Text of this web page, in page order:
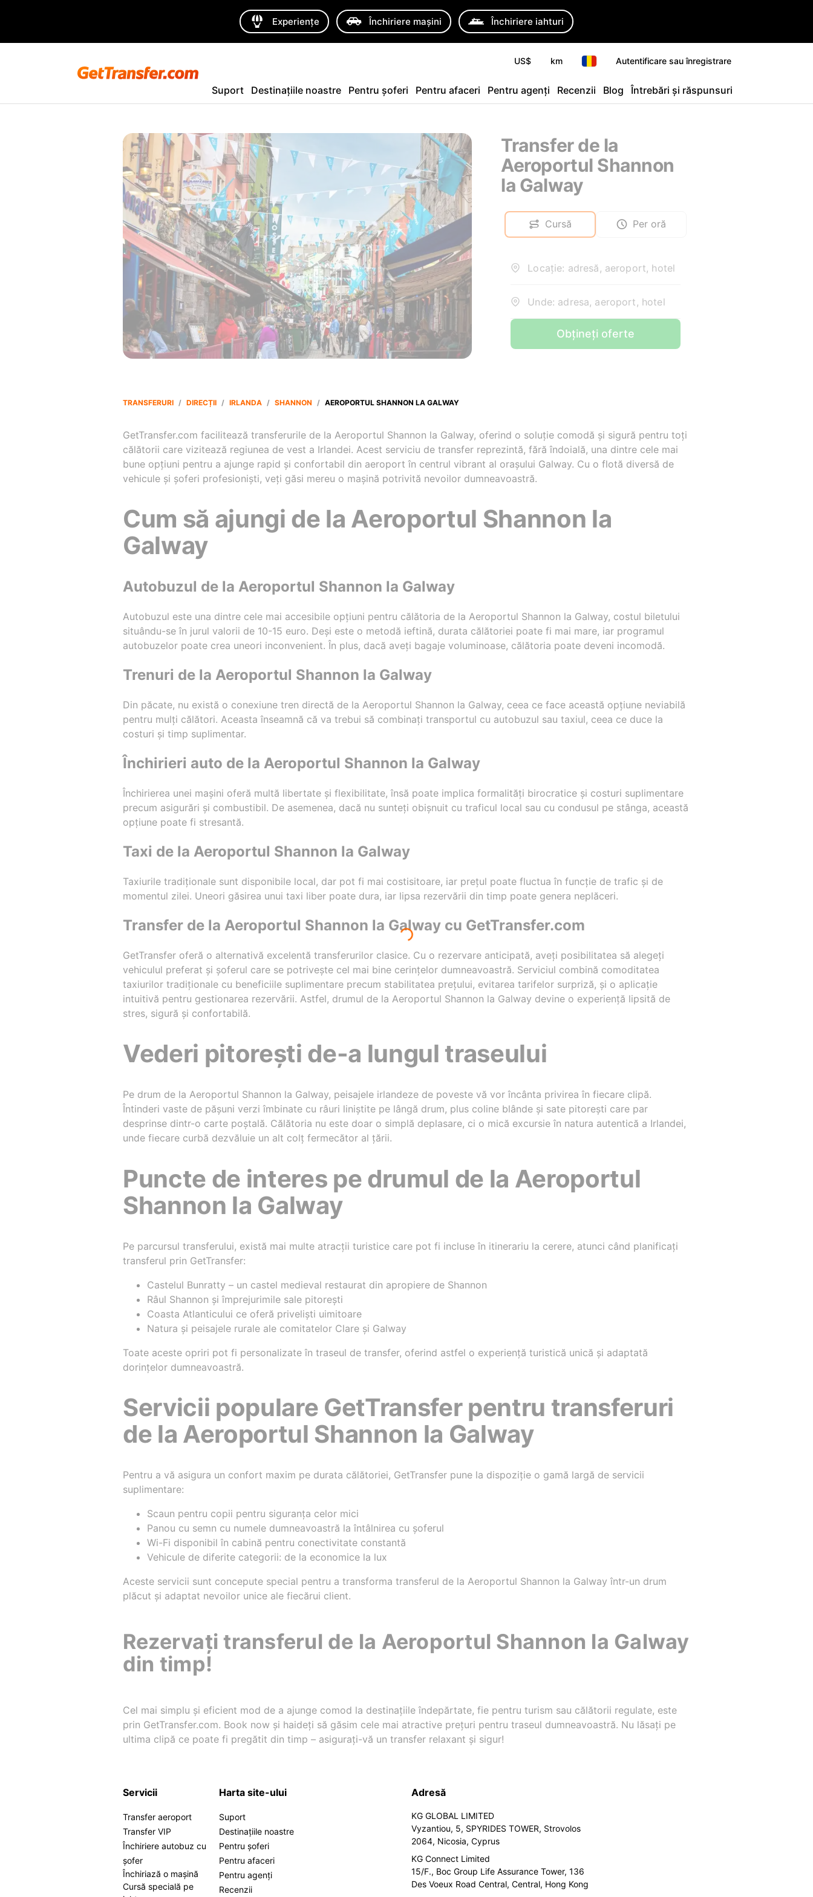
Experiențe Închiriere mașini Închiriere iahturi
US$ km Autentificare sau înregistrare
Suport Destinațiile noastre Pentru șoferi Pentru afaceri Pentru agenți Recenzii Blog Întrebări și răspunsuri
Transfer de la
Aeroportul Shannon
la Galway
Cursă Per oră
Locație: adresă, aeroport, hotel
Unde: adresa, aeroport, hotel
Obțineți oferte
TRANSFERURI / DIRECȚII / IRLANDA / SHANNON / AEROPORTUL SHANNON LA GALWAY
GetTransfer.com facilitează transferurile de la Aeroportul Shannon la Galway, oferind o soluție comodă și sigură pentru toți
călătorii care vizitează regiunea de vest a Irlandei. Acest serviciu de transfer reprezintă, fără îndoială, una dintre cele mai
bune opțiuni pentru a ajunge rapid și confortabil din aeroport în centrul vibrant al orașului Galway. Cu o flotă diversă de
vehicule și șoferi profesioniști, veți găsi mereu o mașină potrivită nevoilor dumneavoastră.
Cum să ajungi de la Aeroportul Shannon la
Galway
Autobuzul de la Aeroportul Shannon la Galway
Autobuzul este una dintre cele mai accesibile opțiuni pentru călătoria de la Aeroportul Shannon la Galway, costul biletului
situându-se în jurul valorii de 10-15 euro. Deși este o metodă ieftină, durata călătoriei poate fi mai mare, iar programul
autobuzelor poate crea uneori inconvenient. În plus, dacă aveți bagaje voluminoase, călătoria poate deveni incomodă.
Trenuri de la Aeroportul Shannon la Galway
Din păcate, nu există o conexiune tren directă de la Aeroportul Shannon la Galway, ceea ce face această opțiune neviabilă
pentru mulți călători. Aceasta înseamnă că va trebui să combinați transportul cu autobuzul sau taxiul, ceea ce duce la
costuri și timp suplimentar.
Închirieri auto de la Aeroportul Shannon la Galway
Închirierea unei mașini oferă multă libertate și flexibilitate, însă poate implica formalități birocratice și costuri suplimentare
precum asigurări și combustibil. De asemenea, dacă nu sunteți obișnuit cu traficul local sau cu condusul pe stânga, această
opțiune poate fi stresantă.
Taxi de la Aeroportul Shannon la Galway
Taxiurile tradiționale sunt disponibile local, dar pot fi mai costisitoare, iar prețul poate fluctua în funcție de trafic și de
momentul zilei. Uneori găsirea unui taxi liber poate dura, iar lipsa rezervării din timp poate genera neplăceri.
Transfer de la Aeroportul Shannon la Galway cu GetTransfer.com
GetTransfer oferă o alternativă excelentă transferurilor clasice. Cu o rezervare anticipată, aveți posibilitatea să alegeți
vehiculul preferat și șoferul care se potrivește cel mai bine cerințelor dumneavoastră. Serviciul combină comoditatea
taxiurilor tradiționale cu beneficiile suplimentare precum stabilitatea prețului, evitarea tarifelor surpriză, și o aplicație
intuitivă pentru gestionarea rezervării. Astfel, drumul de la Aeroportul Shannon la Galway devine o experiență lipsită de
stres, sigură și confortabilă.
Vederi pitorești de-a lungul traseului
Pe drum de la Aeroportul Shannon la Galway, peisajele irlandeze de poveste vă vor încânta privirea în fiecare clipă.
Întinderi vaste de pășuni verzi îmbinate cu râuri liniștite pe lângă drum, plus coline blânde și sate pitorești care par
desprinse dintr-o carte poștală. Călătoria nu este doar o simplă deplasare, ci o mică excursie în natura autentică a Irlandei,
unde fiecare curbă dezvăluie un alt colț fermecător al țării.
Puncte de interes pe drumul de la Aeroportul
Shannon la Galway
Pe parcursul transferului, există mai multe atracții turistice care pot fi incluse în itinerariu la cerere, atunci când planificați
transferul prin GetTransfer:
Castelul Bunratty – un castel medieval restaurat din apropiere de Shannon
Râul Shannon și împrejurimile sale pitorești
Coasta Atlanticului ce oferă priveliști uimitoare
Natura și peisajele rurale ale comitatelor Clare și Galway
Toate aceste opriri pot fi personalizate în traseul de transfer, oferind astfel o experiență turistică unică și adaptată
dorințelor dumneavoastră.
Servicii populare GetTransfer pentru transferuri
de la Aeroportul Shannon la Galway
Pentru a vă asigura un confort maxim pe durata călătoriei, GetTransfer pune la dispoziție o gamă largă de servicii
suplimentare:
Scaun pentru copii pentru siguranța celor mici
Panou cu semn cu numele dumneavoastră la întâlnirea cu șoferul
Wi-Fi disponibil în cabină pentru conectivitate constantă
Vehicule de diferite categorii: de la economice la lux
Aceste servicii sunt concepute special pentru a transforma transferul de la Aeroportul Shannon la Galway într-un drum
plăcut și adaptat nevoilor unice ale fiecărui client.
Rezervați transferul de la Aeroportul Shannon la Galway
din timp!
Cel mai simplu și eficient mod de a ajunge comod la destinațiile îndepărtate, fie pentru turism sau călătorii regulate, este
prin GetTransfer.com. Book now și haideți să găsim cele mai atractive prețuri pentru traseul dumneavoastră. Nu lăsați pe
ultima clipă ce poate fi pregătit din timp – asigurați-vă un transfer relaxant și sigur!
Servicii
Transfer aeroport
Transfer VIP
Închiriere autobuz cu
șofer
Închiriază o mașină
Cursă specială pe
Harta site-ului
Suport
Destinațiile noastre
Pentru șoferi
Pentru afaceri
Pentru agenți
Recenzii
Adresă
KG GLOBAL LIMITED
Vyzantiou, 5, SPYRIDES TOWER, Strovolos
2064, Nicosia, Cyprus
KG Connect Limited
15/F., Boc Group Life Assurance Tower, 136
Des Voeux Road Central, Central, Hong Kong